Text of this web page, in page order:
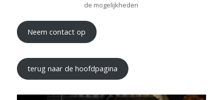
de mogelijkheden
Neem contact op
terug naar de hoofdpagina